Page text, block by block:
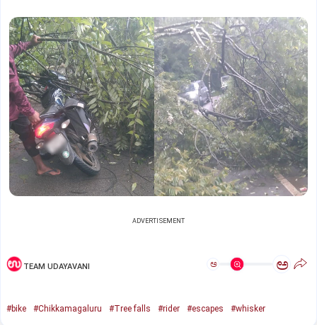
ADVERTISEMENT
TEAM UDAYAVANI ಅ ಅ
#bike #Chikkamagaluru #Tree falls #rider #escapes #whisker